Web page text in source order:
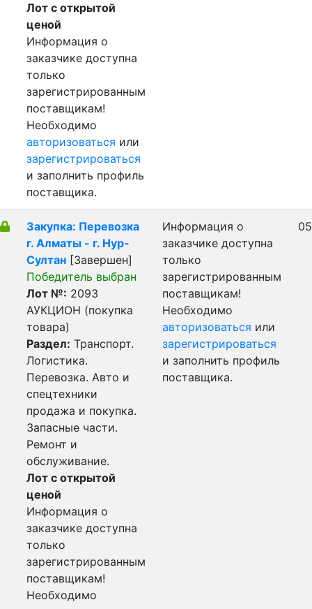
Лот с открытой
ценой
Информация о
заказчике доступна
только
зарегистрированным
поставщикам!
Необходимо
авторизоваться или
зарегистрироваться
и заполнить профиль
поставщика.
Закупка: Перевозка
г. Алматы - г. Нур-
Султан [Завершен]
Победитель выбран
Лот №: 2093
АУКЦИОН (покупка
товара)
Раздел: Транспорт.
Логистика.
Перевозка. Авто и
спецтехники
продажа и покупка.
Запасные части.
Ремонт и
обслуживание.
Лот с открытой
ценой
Информация о
заказчике доступна
только
зарегистрированным
поставщикам!
Необходимо
Информация о
заказчике доступна
только
зарегистрированным
поставщикам!
Необходимо
авторизоваться или
зарегистрироваться
и заполнить профиль
поставщика.